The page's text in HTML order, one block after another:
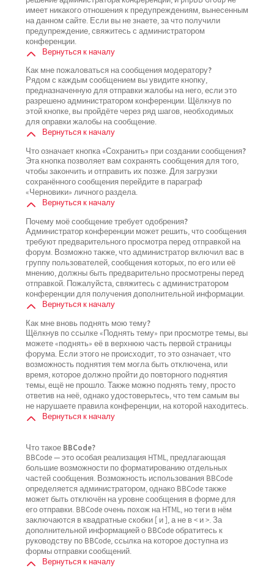
имеет никакого отношения к предупреждениям, вынесенным
на данном сайте. Если вы не знаете, за что получили
предупреждение, свяжитесь с администратором
конференции.
Вернуться к началу
Как мне пожаловаться на сообщения модератору?
Рядом с каждым сообщением вы увидите кнопку,
предназначенную для отправки жалобы на него, если это
разрешено администратором конференции. Щёлкнув по
этой кнопке, вы пройдёте через ряд шагов, необходимых
для оправки жалобы на сообщение.
Вернуться к началу
Что означает кнопка «Сохранить» при создании сообщения?
Эта кнопка позволяет вам сохранять сообщения для того,
чтобы закончить и отправить их позже. Для загрузки
сохранённого сообщения перейдите в параграф
«Черновики» личного раздела.
Вернуться к началу
Почему моё сообщение требует одобрения?
Администратор конференции может решить, что сообщения
требуют предварительного просмотра перед отправкой на
форум. Возможно также, что администратор включил вас в
группу пользователей, сообщения которых, по его или её
мнению, должны быть предварительно просмотрены перед
отправкой. Пожалуйста, свяжитесь с администратором
конференции для получения дополнительной информации.
Вернуться к началу
Как мне вновь поднять мою тему?
Щёлкнув по ссылке «Поднять тему» при просмотре темы, вы
можете «поднять» её в верхнюю часть первой страницы
форума. Если этого не происходит, то это означает, что
возможность поднятия тем могла быть отключена, или
время, которое должно пройти до повторного поднятия
темы, ещё не прошло. Также можно поднять тему, просто
ответив на неё, однако удостоверьтесь, что тем самым вы
не нарушаете правила конференции, на которой находитесь.
Вернуться к началу
Что такое BBCode?
BBCode — это особая реализация HTML, предлагающая
большие возможности по форматированию отдельных
частей сообщения. Возможность использования BBCode
определяется администратором, однако BBCode также
может быть отключён на уровне сообщения в форме для
его отправки. BBCode очень похож на HTML, но теги в нём
заключаются в квадратные скобки [ и ], а не в < и >. За
дополнительной информацией о BBCode обратитесь к
руководству по BBCode, ссылка на которое доступна из
формы отправки сообщений.
Вернуться к началу